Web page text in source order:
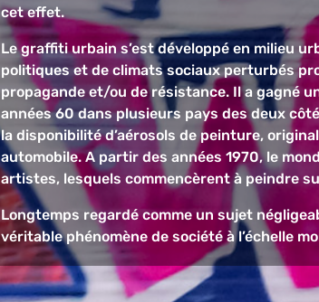
cet effet.
Le graffiti urbain s’est développé en milieu
politiques et de climats sociaux perturbés
propagande et/ou de résistance. Il a gagné
années 60 dans plusieurs pays des deux
la disponibilité d’aérosols de peinture,
automobile. A partir des années 1970, le
artistes, lesquels commencèrent à peindre
Longtemps regardé comme un sujet
véritable phénomène de société à l’échelle